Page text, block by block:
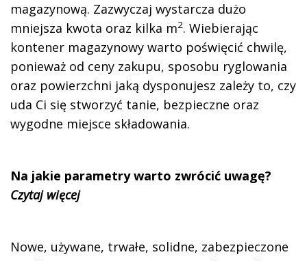
magazynową. Zazwyczaj wystarcza dużo
mniejsza kwota oraz kilka m2. Wiebierając
kontener magazynowy warto poświęcić chwilę,
ponieważ od ceny zakupu, sposobu ryglowania
oraz powierzchni jaką dysponujesz zależy to, czy
uda Ci się stworzyć tanie, bezpieczne oraz
wygodne miejsce składowania.
Na jakie parametry warto zwrócić uwagę?
Czytaj więcej
Nowe, używane, trwałe, solidne, zabezpieczone